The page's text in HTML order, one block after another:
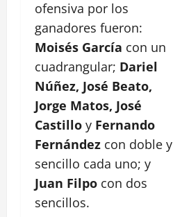
ofensiva por los
ganadores fueron:
Moisés García con un
cuadrangular; Dariel
Núñez, José Beato,
Jorge Matos, José
Castillo y Fernando
Fernández con doble y
sencillo cada uno; y
Juan Filpo con dos
sencillos.